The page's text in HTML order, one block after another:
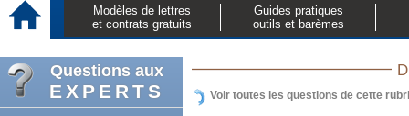
Modèles de lettres
et contrats gratuits
Guides pratiques
outils et barèmes
Questions aux
EXPERTS Voir toutes les questions de cette